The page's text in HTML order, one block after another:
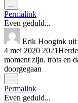
...
deze
metabox.
Permalink
Even geduld...
Erik Hoogink uit
4 mei 2020
moment zijn. trots en
doorgegaan
...
deze
metabox.
Permalink
Even geduld...